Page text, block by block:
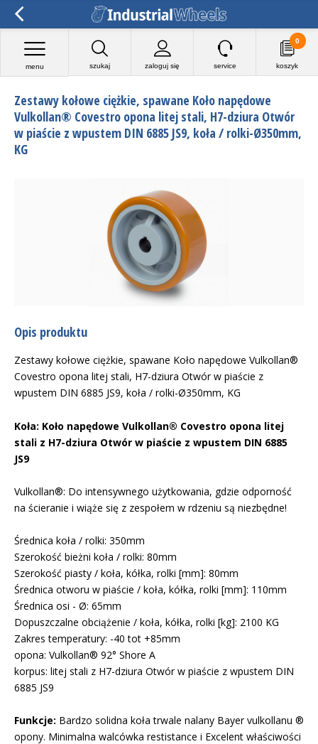
szukaj zaloguj się
menu service koszyk
0
Zestawy kołowe ciężkie, spawane Koło napędowe
Vulkollan® Covestro opona litej stali, H7-dziura Otwór
w piaście z wpustem DIN 6885 JS9, koła / rolki-Ø350mm,
KG
Opis produktu
Zestawy kołowe ciężkie, spawane Koło napędowe Vulkollan®
Covestro opona litej stali, H7-dziura Otwór w piaście z
wpustem DIN 6885 JS9, koła / rolki-Ø350mm, KG
Koła: Koło napędowe Vulkollan® Covestro opona litej
stali z H7-dziura Otwór w piaście z wpustem DIN 6885
JS9
Vulkollan®: Do intensywnego użytkowania, gdzie odporność
na ścieranie i wiąże się z zespołem w rdzeniu są niezbędne!
Średnica koła / rolki: 350mm
Szerokość bieżni koła / rolki: 80mm
Szerokość piasty / koła, kółka, rolki [mm]: 80mm
Średnica otworu w piaście / koła, kółka, rolki [mm]: 110mm
Średnica osi - Ø: 65mm
Dopuszczalne obciążenie / koła, kółka, rolki [kg]: 2100 KG
Zakres temperatury: -40 tot +85mm
opona: Vulkollan® 92° Shore A
korpus: litej stali z H7-dziura Otwór w piaście z wpustem DIN
6885 JS9
Funkcje: Bardzo solidna koła trwale nalany Bayer vulkollanu ®
opony. Minimalna walcówka restistance i Excelent właściwości